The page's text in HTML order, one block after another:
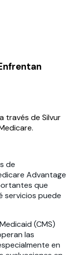
través de Silvur
de
Advantage
que
servicios puede
(CMS)
las
en